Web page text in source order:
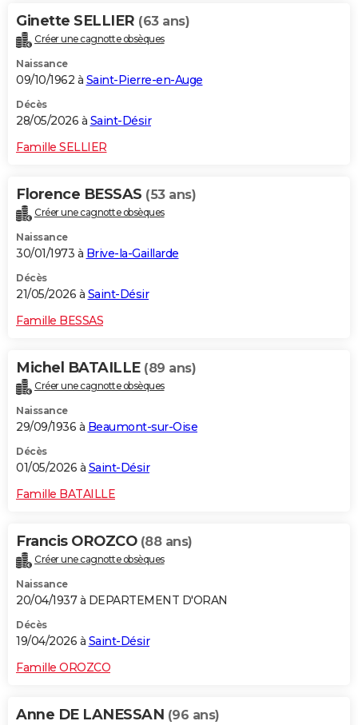
Ginette SELLIER (63 ans)
Créer une cagnotte obsèques
Naissance
09/10/1962 à Saint-Pierre-en-Auge
Décès
28/05/2026 à Saint-Désir
Famille SELLIER
Florence BESSAS (53 ans)
Créer une cagnotte obsèques
Naissance
30/01/1973 à Brive-la-Gaillarde
Décès
21/05/2026 à Saint-Désir
Famille BESSAS
Michel BATAILLE (89 ans)
Créer une cagnotte obsèques
Naissance
29/09/1936 à Beaumont-sur-Oise
Décès
01/05/2026 à Saint-Désir
Famille BATAILLE
Francis OROZCO (88 ans)
Créer une cagnotte obsèques
Naissance
20/04/1937 à DEPARTEMENT D'ORAN
Décès
19/04/2026 à Saint-Désir
Famille OROZCO
Anne DE LANESSAN (96 ans)